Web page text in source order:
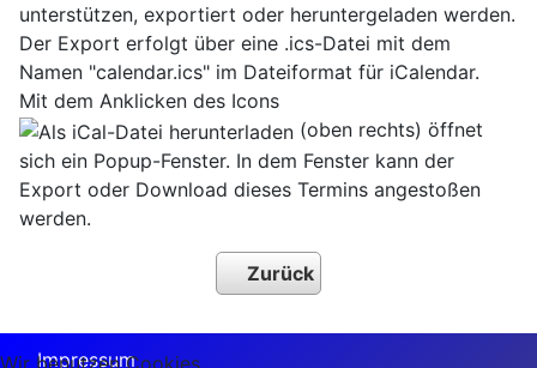
unterstützen, exportiert oder heruntergeladen werden.
Der Export erfolgt über eine .ics-Datei mit dem
Namen "calendar.ics" im Dateiformat für iCalendar.
Mit dem Anklicken des Icons
(oben rechts) öffnet
sich ein Popup-Fenster. In dem Fenster kann der
Export oder Download dieses Termins angestoßen
werden.
Zurück
Impressum
Wir benutzen Cookies